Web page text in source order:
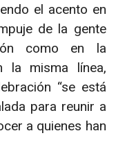
el acento en
de la gente
como en la
la misma línea,
“se está
para reunir a
a quienes han